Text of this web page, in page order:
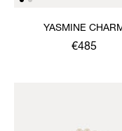
YASMINE
NECKLACE
€485